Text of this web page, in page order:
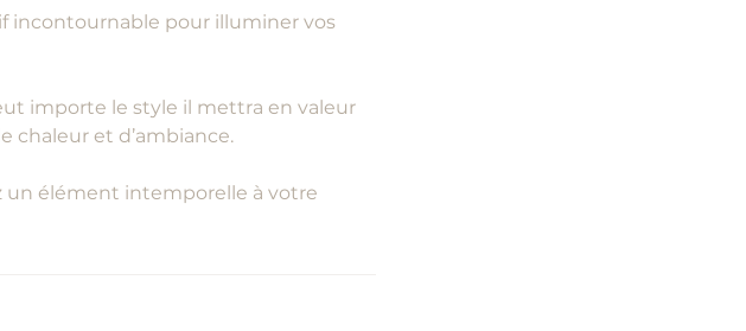
incontournable pour illuminer vos
importe le style il mettra en valeur
chaleur et d’ambiance.
un élément intemporelle à votre